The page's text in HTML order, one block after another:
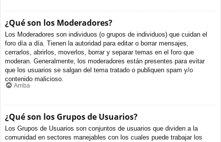
¿Qué son los Moderadores?
Los Moderadores son individuos (o grupos de individuos) que cuidan el
foro día a día. Tienen la autoridad para editar o borrar mensajes,
cerrarlos, abrirlos, moverlos, borrar y separar temas en el foro que
moderan. Generalmente, los moderadores están presentes para evitar
que los usuarios se salgan del tema tratado o publiquen spam y/o
contenido malicioso.
Arriba
¿Qué son los Grupos de Usuarios?
Los Grupos de Usuarios son conjuntos de usuarios que dividen a la
comunidad en sectores manejables con los cuales puede trabajar los